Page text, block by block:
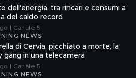
dell'energia, tra rincari e consumi a
del caldo record
| Canale 5
NEWS
di Cervia, picchiato a morte, la
gang in una telecamera
| Canale 5
NEWS